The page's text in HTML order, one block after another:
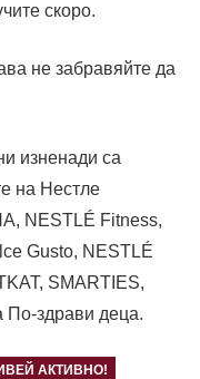
скоро.
не забравяйте да
изненади са
на Нестле
NESTLÉ Fitness,
Gusto, NESTLÉ
SMARTIES,
По-здрави деца.
АКТИВНО!